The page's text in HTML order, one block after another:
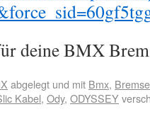
deine BMX
abgelegt und mit Bmx, Bremse
Kabel, Ody, ODYSSEY